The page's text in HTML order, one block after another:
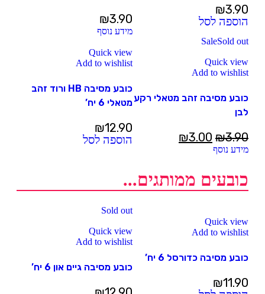
₪3.90
הוספה לסל ₪3.90
מידע נוסף
SaleSold out
Quick view
Add to wishlist
כובע מסיבה זהב מטאלי רקע
לבן
₪3.90
₪3.00
מידע נוסף
Quick view
Add to wishlist
כובע מסיבה HB ורוד זהב
מטאלי 6 יח’
₪12.90
הוספה לסל
כובעים ממותגים...
Quick view
Add to wishlist
כובע מסיבה כדורסל 6 יח’
₪11.90
Sold out
Quick view
Add to wishlist
כובע מסיבה גיים און 6 יח’